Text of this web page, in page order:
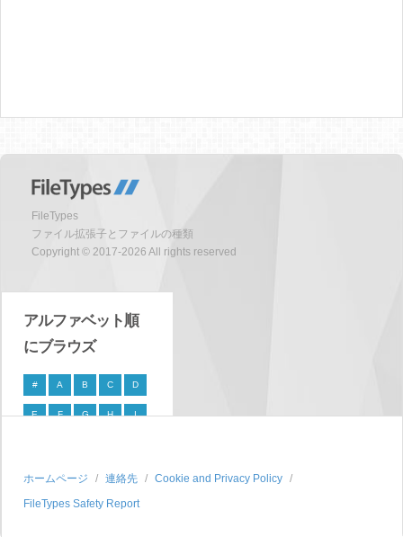
FileTypes
ファイル拡張子とファイルの種類
Copyright © 2017-2026 All rights reserved
アルファベット順
にブラウズ
# A B C D
E F G H I
P Q R S
T U V W X
ホームページ 連絡先
Cookie and Privacy Policy
FileTypes Safety Report